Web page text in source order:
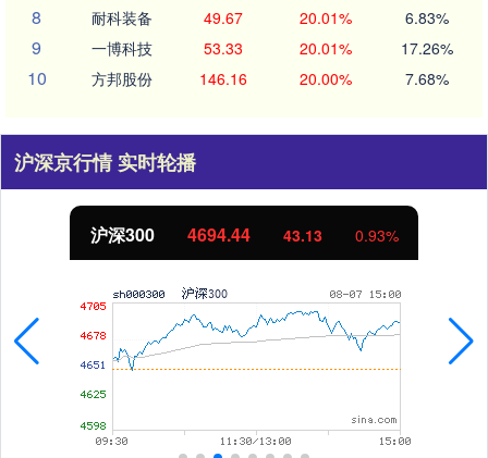
8 耐科装备 49.67 20.01% 6.83%
9 一博科技 53.33 20.01% 17.26%
10 方邦股份 146.16 20.00% 7.68%
沪深京行情 实时轮播
沪深300 4694.44 43.13 0.93%